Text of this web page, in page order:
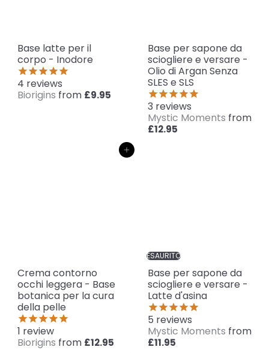
Base latte per il
corpo - Inodore
4 reviews
Biorigins from £9.95
Base per sapone da
sciogliere e versare -
Olio di Argan Senza
SLES e SLS
3 reviews
Mystic Moments from
£12.95
Aggiungi al carrello
Crema contorno
occhi leggera - Base
botanica per la cura
della pelle
1 review
Biorigins from £12.95
ESAURITO
Base per sapone da
sciogliere e versare -
Latte d'asina
5 reviews
Mystic Moments from
£11.95